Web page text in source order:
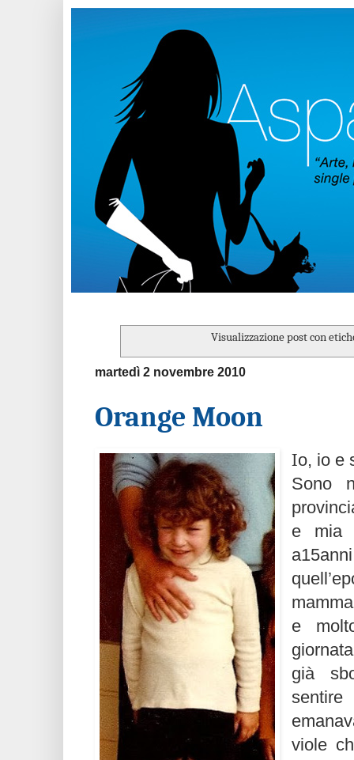
Visualizzazione post con
martedì 2 novembre 2010
Orange Moon
Io, io e
Sono
e mia
e
già
viole